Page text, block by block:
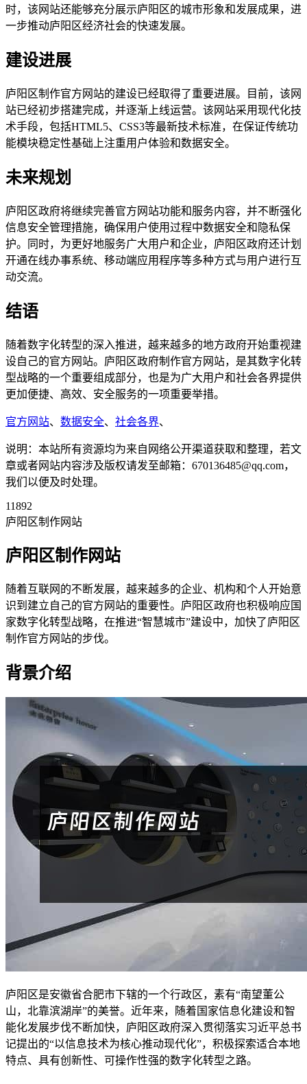
时，该网站还能够充分展示庐阳区的城市形象和发展成果，进
一步推动庐阳区经济社会的快速发展。
建设进展
庐阳区制作官方网站的建设已经取得了重要进展。目前，该网
站已经初步搭建完成，并逐渐上线运营。该网站采用现代化技
术手段，包括HTML5、CSS3等最新技术标准，在保证传统功
能模块稳定性基础上注重用户体验和数据安全。
未来规划
庐阳区政府将继续完善官方网站功能和服务内容，并不断强化
信息安全管理措施，确保用户使用过程中数据安全和隐私保
护。同时，为更好地服务广大用户和企业，庐阳区政府还计划
开通在线办事系统、移动端应用程序等多种方式与用户进行互
动交流。
结语
随着数字化转型的深入推进，越来越多的地方政府开始重视建
设自己的官方网站。庐阳区政府制作官方网站，是其数字化转
型战略的一个重要组成部分，也是为广大用户和社会各界提供
更加便捷、高效、安全服务的一项重要举措。
官方网站、 数据安全、 社会各界、
说明：本站所有资源均为来自网络公开渠道获取和整理，若文
章或者网站内容涉及版权请发至邮箱：670136485@qq.com，
我们以便及时处理。
11892
庐阳区制作网站
庐阳区制作网站
随着互联网的不断发展，越来越多的企业、机构和个人开始意
识到建立自己的官方网站的重要性。庐阳区政府也积极响应国
家数字化转型战略，在推进“智慧城市”建设中，加快了庐阳区
制作官方网站的步伐。
背景介绍
庐阳区是安徽省合肥市下辖的一个行政区，素有“南望董公
山，北靠滨湖岸”的美誉。近年来，随着国家信息化建设和智
能化发展步伐不断加快，庐阳区政府深入贯彻落实习近平总书
记提出的“以信息技术为核心推动现代化”，积极探索适合本地
特点、具有创新性、可操作性强的数字化转型之路。